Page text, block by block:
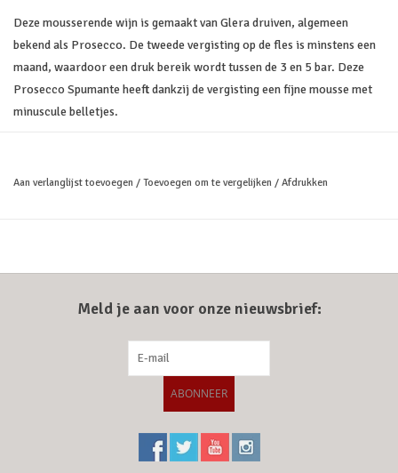
Deze mousserende wijn is gemaakt van Glera druiven, algemeen
bekend als Prosecco. De tweede vergisting op de fles is minstens een
maand, waardoor een druk bereik wordt tussen de 3 en 5 bar. Deze
Prosecco Spumante heeft dankzij de vergisting een fijne mousse met
minuscule belletjes.
elegant. Uitstekend als aperitief en als begeleider van fijne en lichte
Aan verlanglijst toevoegen / Toevoegen om te vergelijken / Afdrukken
Meld je aan voor onze nieuwsbrief:
ABONNEER